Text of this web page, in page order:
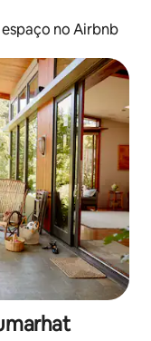
no Airbnb